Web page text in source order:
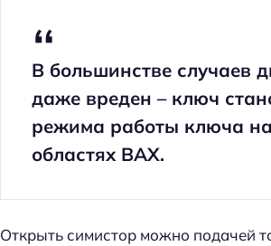
В большинстве случаев
даже вреден – ключ
режима работы ключа
областях ВАХ.
Открыть симистор можно подачей